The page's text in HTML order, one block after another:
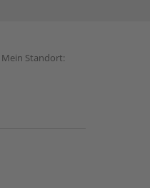
Mein Standort: